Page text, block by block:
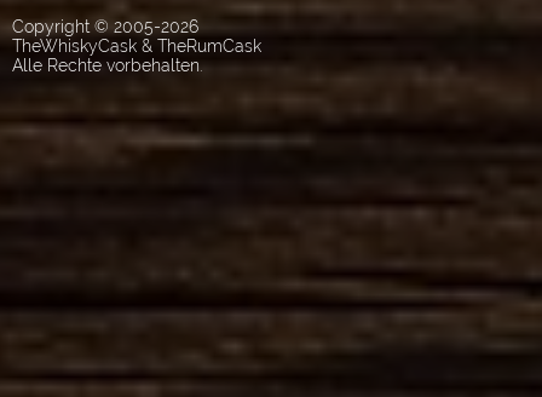
Copyright © 2005-2026
TheWhiskyCask & TheRumCask
Alle Rechte vorbehalten.